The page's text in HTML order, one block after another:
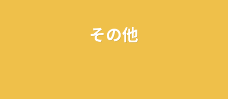
その他